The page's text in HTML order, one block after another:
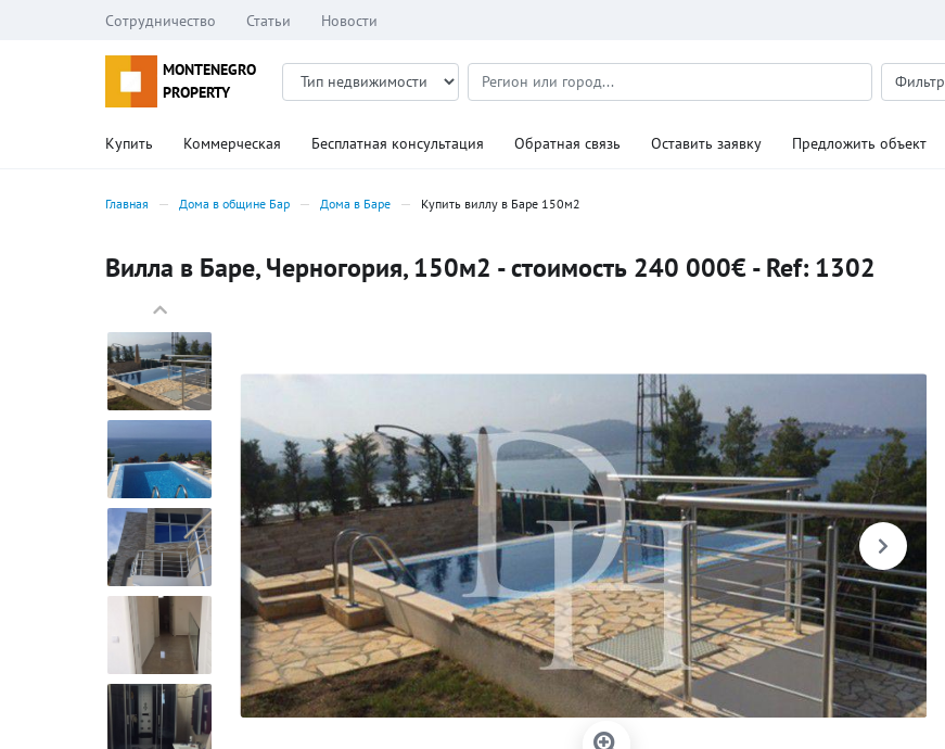
Сотрудничество Статьи Новости
MONTENEGRO
PROPERTY
Фильтр
Купить Коммерческая Бесплатная консультация Обратная связь Оставить заявку Предложить объект
Главная Дома в общине Бар Дома в Баре Купить виллу в Баре 150м2
Вилла в Баре, Черногория, 150м2 - стоимость 240 000€ - Ref: 1302